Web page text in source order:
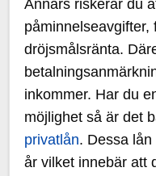
Annars riskerar du
påminnelseavgifter,
dröjsmålsränta.
inkommer. Har du
möjlighet så är det
privatlån. Dessa
år vilket innebär att